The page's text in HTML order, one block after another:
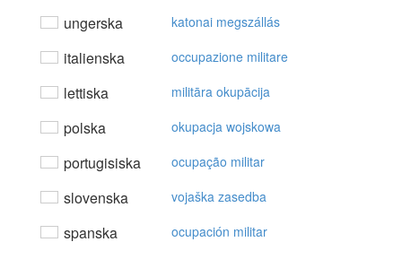
ungerska katonai megszállás
italienska occupazione militare
lettiska militāra okupācija
polska okupacja wojskowa
portugisiska ocupação militar
slovenska vojaška zasedba
spanska ocupación militar